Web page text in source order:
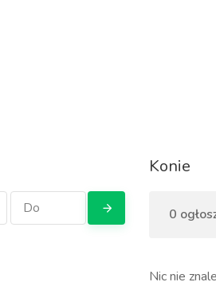
Konie
0
Nic nie